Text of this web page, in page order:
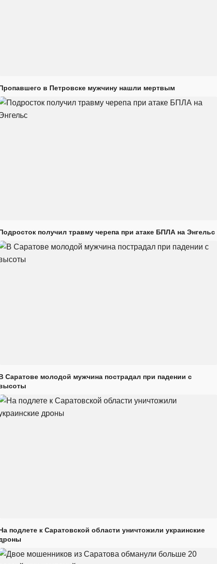
в Петровске мужчину нашли мертвым
получил травму черепа при атаке БПЛА на Энгельс
Саратове молодой мужчина пострадал при падении с
подлете к Саратовской области уничтожили украинские